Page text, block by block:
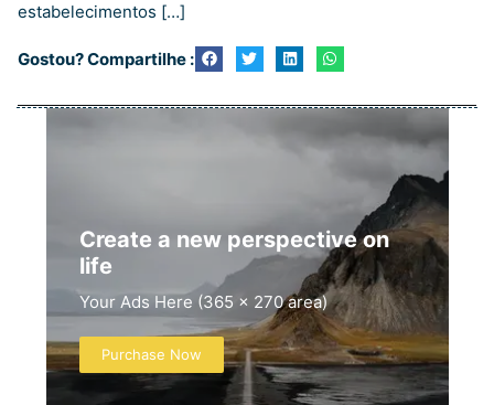
estabelecimentos […]
Gostou? Compartilhe :
Create a new perspective on
life
Your Ads Here (365 x 270 area)
Purchase Now